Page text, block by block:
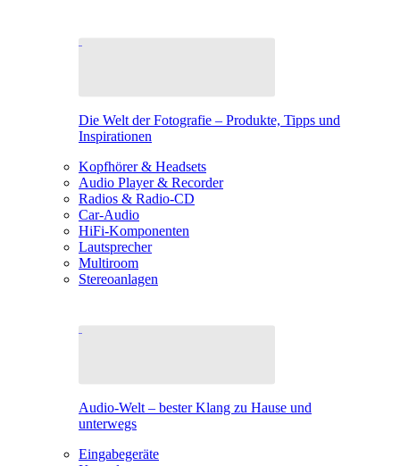
Die Welt der Fotografie – Produkte, Tipps und
Inspirationen
Kopfhörer & Headsets
Audio Player & Recorder
Radios & Radio-CD
Car-Audio
HiFi-Komponenten
Lautsprecher
Multiroom
Stereoanlagen
Audio-Welt – bester Klang zu Hause und
unterwegs
Eingabegeräte